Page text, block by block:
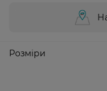
Розміри